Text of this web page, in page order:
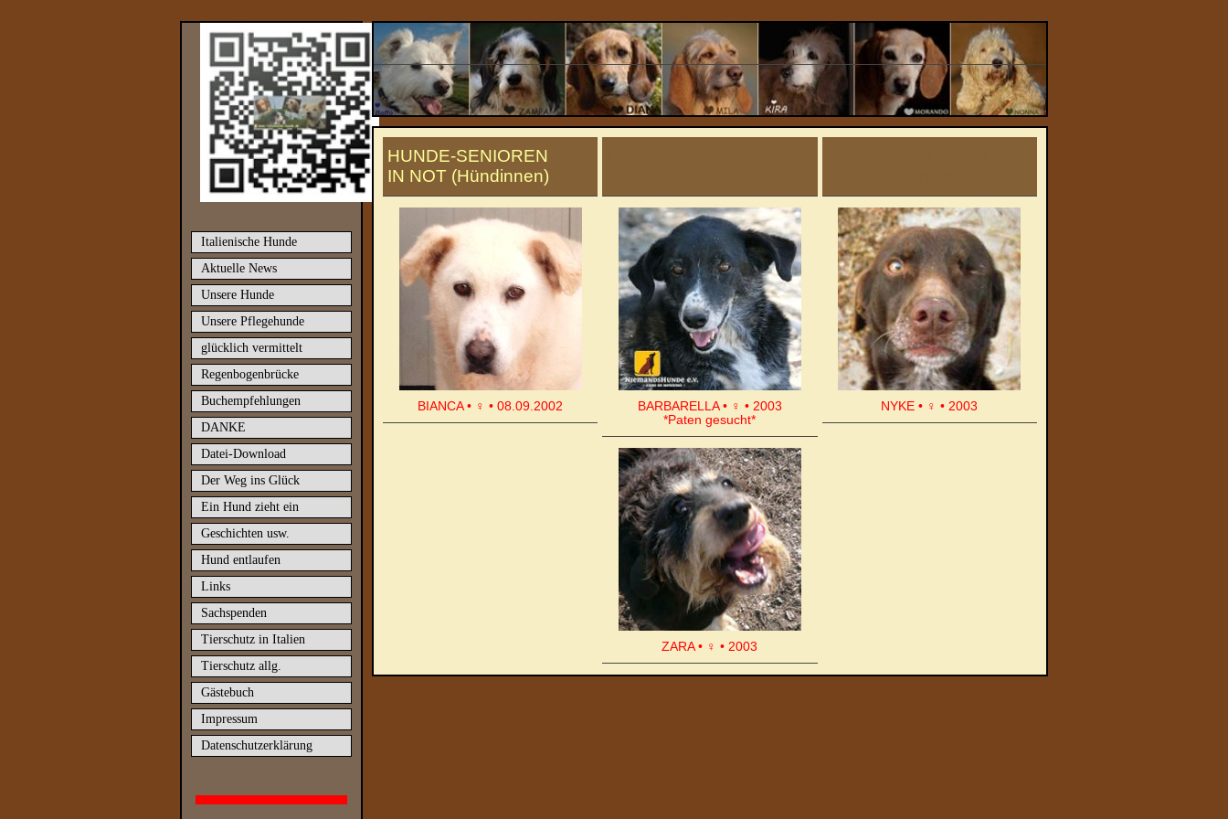
Italienische Hunde
Aktuelle News
Unsere Hunde
Unsere Pflegehunde
glücklich vermittelt
Regenbogenbrücke
Buchempfehlungen
DANKE
Datei-Download
Der Weg ins Glück
Ein Hund zieht ein
Geschichten usw.
Hund entlaufen
Links
Sachspenden
Tierschutz in Italien
Tierschutz allg.
Gästebuch
Impressum
Datenschutzerklärung
HUNDE-SENIOREN
IN NOT (Hündinnen)
BIANCA • ♀ • 08.09.2002
BARBARELLA • ♀ • 2003
*Paten gesucht*
ZARA • ♀ • 2003
NYKE • ♀ • 2003